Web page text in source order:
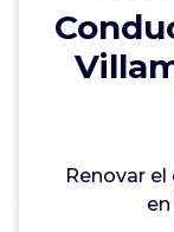
Renovar
de